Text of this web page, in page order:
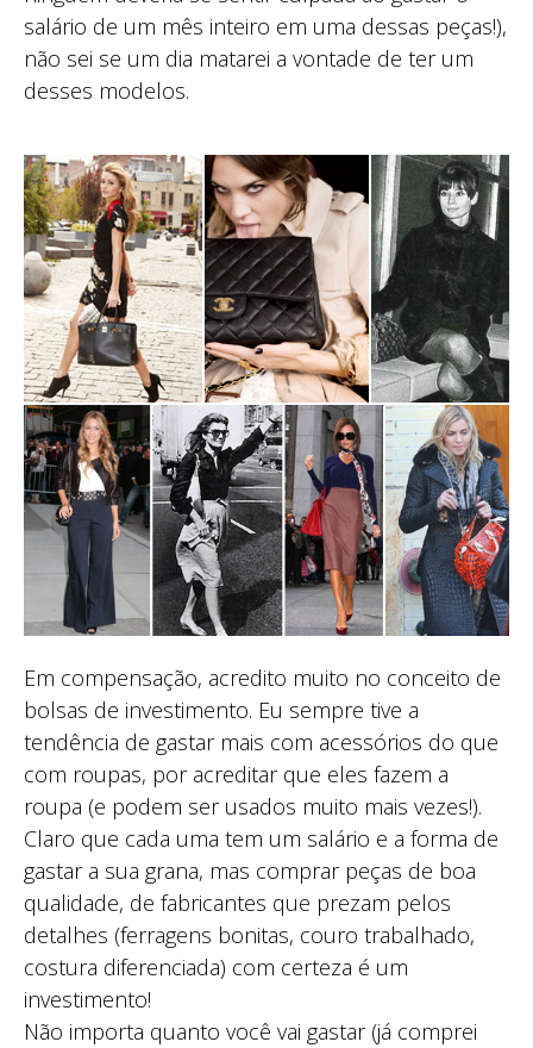
salário de um mês inteiro em uma dessas peças!),
não sei se um dia matarei a vontade de ter um
desses modelos.
Em compensação, acredito muito no conceito de
bolsas de investimento. Eu sempre tive a
tendência de gastar mais com acessórios do que
com roupas, por acreditar que eles fazem a
roupa (e podem ser usados muito mais vezes!).
Claro que cada uma tem um salário e a forma de
gastar a sua grana, mas comprar peças de boa
qualidade, de fabricantes que prezam pelos
detalhes (ferragens bonitas, couro trabalhado,
costura diferenciada) com certeza é um
investimento!
Não importa quanto você vai gastar (já comprei